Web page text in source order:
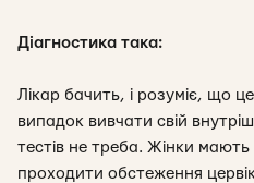
Діагностика така:
Лікар бачить, і розуміє, що
випадок вивчати свій
тестів не треба. Жінки
проходити обстеження